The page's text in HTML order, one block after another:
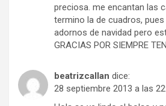
preciosa. me encantan las
termino la de cuadros,
adornos de navidad pero
GRACIAS POR SIEMPRE
beatrizcallan dice:
28 septiembre 2013 a las